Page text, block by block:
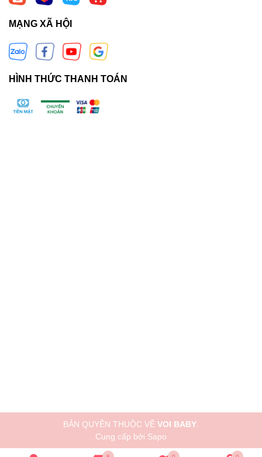
MẠNG XÃ HỘI
HÌNH THỨC THANH TOÁN
BẢN QUYỀN THUỘC VỀ VOI BABY
Cung cấp bởi Sapo